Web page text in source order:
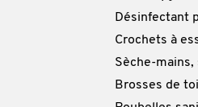
Désinfectant
Crochets à
Sèche-
Brosses de